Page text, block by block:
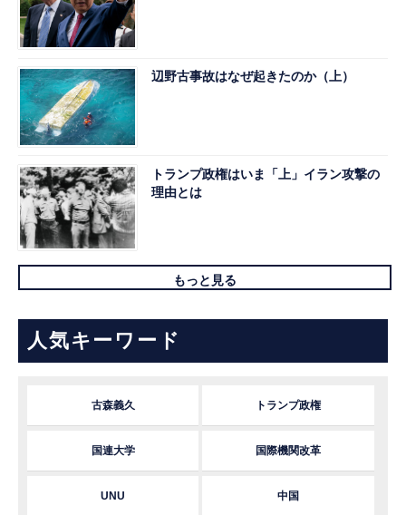
辺野古事故はなぜ起きたのか（上）
トランプ政権はいま「上」イラン攻撃の
理由とは
もっと見る
人気キーワード
古森義久 トランプ政権
国連大学 国際機関改革
UNU 中国